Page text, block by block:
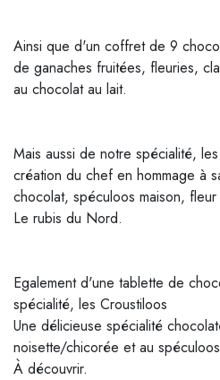
Ainsi que d'un coffret de 9
de ganaches fruitées, fleuries,
au chocolat au lait.
Mais aussi de notre spécialité,
création du chef en hommage à
chocolat, spéculoos maison,
Le rubis du Nord.
Egalement d'une tablette de
spécialité, les Croustiloos
Une délicieuse spécialité
noisette/chicorée et au
À découvrir.